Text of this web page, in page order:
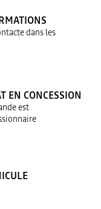
dans les
EN CONCESSION
est